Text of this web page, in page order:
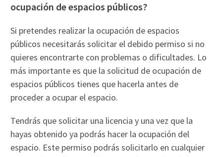
ocupación de espacios públicos?
Si pretendes realizar la ocupación de espacios
públicos necesitarás solicitar el debido permiso si no
quieres encontrarte con problemas o dificultades. Lo
más importante es que la solicitud de ocupación de
espacios públicos tienes que hacerla antes de
proceder a ocupar el espacio.
Tendrás que solicitar una licencia y una vez que la
hayas obtenido ya podrás hacer la ocupación del
espacio. Este permiso podrás solicitarlo en cualquier